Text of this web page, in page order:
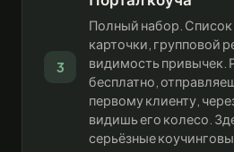
3
Полный набор. Список
карточки, групповой
видимость привычек.
бесплатно,
первому клиенту,
видишь его колесо.
серьёзные